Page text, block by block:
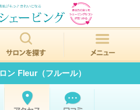
ン Fleur（フルール）